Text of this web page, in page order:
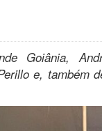
Goiânia,
e, também